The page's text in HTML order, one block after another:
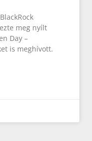
meg nyílt
Day –
is meghívott.